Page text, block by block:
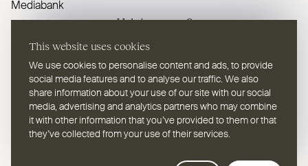
This website uses cookies
We use cookies to personalise content and ads, to provide
social media features and to analyse our traffic. We also
share information about your use of our site with our social
media, advertising and analytics partners who may combine
it with other information that you’ve provided to them or that
they’ve collected from your use of their services.
Mediabank
Heb je vragen?
Selecteer een taal